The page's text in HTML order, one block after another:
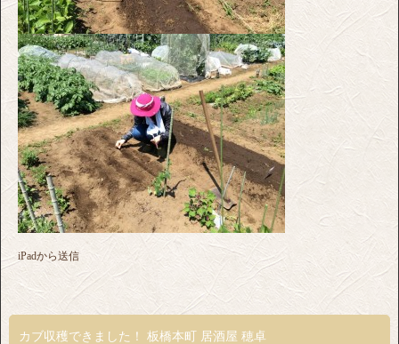
iPadから送信
カブ収穫できました！ 板橋本町 居酒屋 穂卓